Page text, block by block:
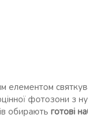
елементом
фотозони з
обирають готові